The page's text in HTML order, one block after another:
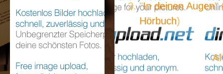
"In deinen Augen"
Hörbuch)